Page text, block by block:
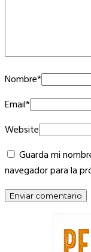
Nombre*
Email*
Website
Guarda mi
navegador para la